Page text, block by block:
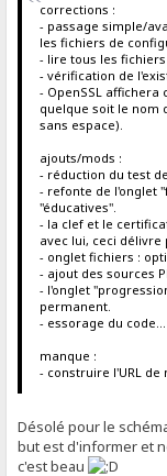
corrections :
- passage simple/
les fichiers de
- lire tous les
- vérification de
- OpenSSL
quelque soit le nom
sans espace).
ajouts/mods :
- réduction du test
- refonte de l'onglet
"éducatives".
- la clef et le
avec lui, ceci délivre
- onglet fichiers :
- ajout des sources
- l'onglet
permanent.
- essorage du code...
manque :
- construire l'URL de
Désolé pour le
but est d'informer et
c'est beau